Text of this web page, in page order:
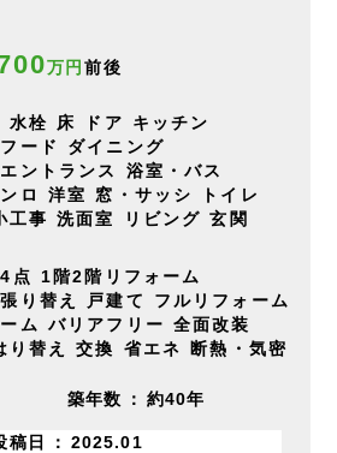
万円 前後
水栓 床 ドア
キッチン
ード
ダイニング
ントランス
浴室・バス
ロ
洋室 窓・サッシ
トイレ
工事 洗面室 リビング 玄関
点
1階2階リフォーム
り替え
戸建て
フルリフォーム
ム
バリアフリー 全面改装
り替え 交換 省エネ 断熱・気密
築年数 約40年
稿日 2025.01